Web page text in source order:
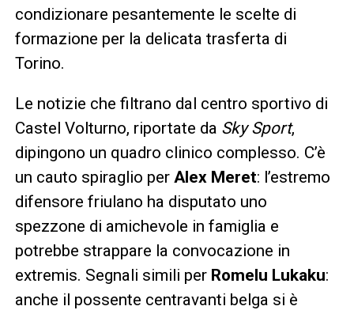
condizionare pesantemente le scelte di
formazione per la delicata trasferta di
Torino.
Le notizie che filtrano dal centro sportivo di
Castel Volturno, riportate da Sky Sport,
dipingono un quadro clinico complesso. C’è
un cauto spiraglio per Alex Meret: l’estremo
difensore friulano ha disputato uno
spezzone di amichevole in famiglia e
potrebbe strappare la convocazione in
extremis. Segnali simili per Romelu Lukaku:
anche il possente centravanti belga si è